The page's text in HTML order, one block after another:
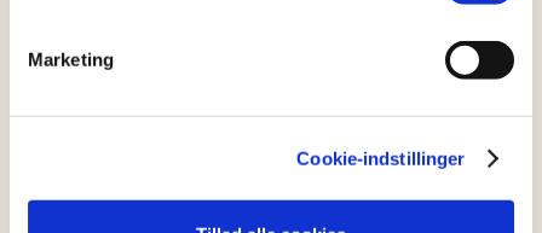
Marketing
Cookie-indstillinger